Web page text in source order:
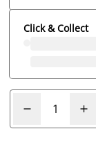
Click & Collect